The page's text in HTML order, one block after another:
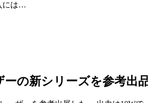
には…
の新シリーズを参考出品